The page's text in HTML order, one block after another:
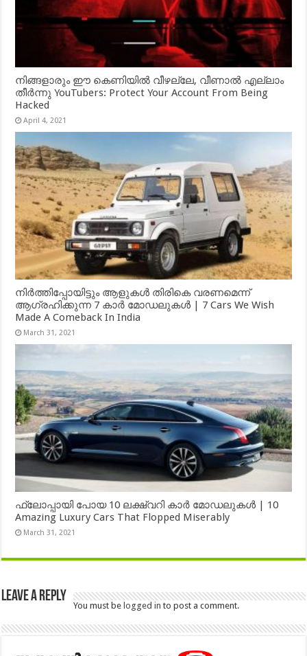
നിങ്ങളാരും ഈ കെണിയിൽ വീഴല്ലേ, വീണാൽ എല്ലാം
തീർന്നു YouTubers: Protect Your Account From Being
Hacked
April 4, 2021
നിർത്തിപ്പോയിട്ടും ആളുകൾ തിരികെ വരണമെന്ന്
ആഗ്രഹിക്കുന്ന 7 കാർ മോഡലുകൾ | 7 Cars We Wish
Made A Comeback In India
March 31, 2021
ഫ്ലോപ്പായി പോയ 10 ലക്ഷ്വറി കാർ മോഡലുകൾ | 10
Amazing Luxury Cars That Flopped Miserably
March 31, 2021
Leave a Reply
You must be logged in to post a comment.